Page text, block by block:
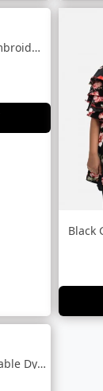
Skipper Blue Erri Embroidered Taaga Dres...
Black
Green Cotton Vegetable Dye Tunic